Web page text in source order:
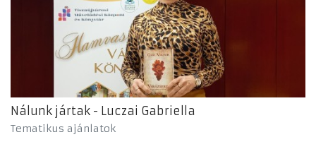
Nálunk jártak - Luczai Gabriella
Tematikus ajánlatok